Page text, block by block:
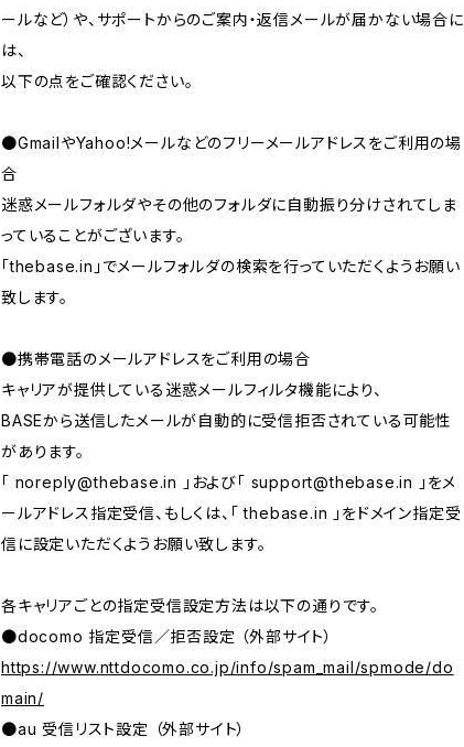
ールなど）や、サポートからのご案内・返信メールが届かない場合に
は、
以下の点をご確認ください。
●GmailやYahoo!メールなどのフリーメールアドレスをご利用の場
合
迷惑メールフォルダやその他のフォルダに自動振り分けされてしま
っていることがございます。
「thebase.in」でメールフォルダの検索を行っていただくようお願い
致します。
●携帯電話のメールアドレスをご利用の場合
キャリアが提供している迷惑メールフィルタ機能により、
BASEから送信したメールが自動的に受信拒否されている可能性
があります。
「 noreply@thebase.in 」および「 support@thebase.in
」をメ
ールアドレス指定受信、もしくは、「 thebase.in 」をドメイン指定受
信に設定いただくようお願い致します。
各キャリアごとの指定受信設定方法は以下の通りです。
●docomo 指定受信／拒否設定 （外部サイト）
https://www.nttdocomo.co.jp/info/spam_mail/spmode/do
main/
●au 受信リスト設定 （外部サイト）